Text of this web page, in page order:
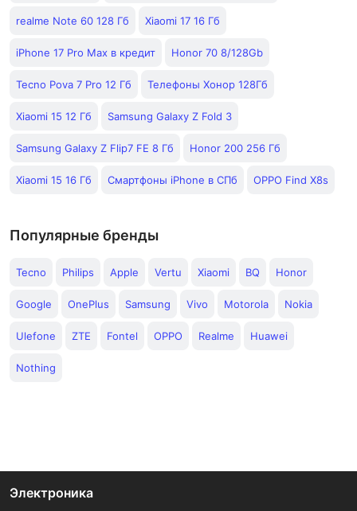
realme Note 60 128 Гб Xiaomi 17 16 Гб
iPhone 17 Pro Max в кредит Honor 70 8/128Gb
Tecno Pova 7 Pro 12 Гб Телефоны Хонор 128Гб
Xiaomi 15 12 Гб Samsung Galaxy Z Fold 3
Samsung Galaxy Z Flip7 FE 8 Гб Honor 200 256 Гб
Xiaomi 15 16 Гб Смартфоны iPhone в СПб OPPO Find X8s
Популярные бренды
Tecno Philips Apple Vertu Xiaomi BQ Honor
Google OnePlus Samsung Vivo Motorola Nokia
Ulefone ZTE Fontel OPPO Realme Huawei
Nothing
Электроника